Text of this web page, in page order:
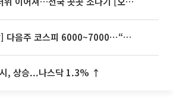
[주간증시전망] 다음주 코스피 6000~7000⋯“外人 수급은 정책이 변수”
, 상승...나스닥 1.3% ↑